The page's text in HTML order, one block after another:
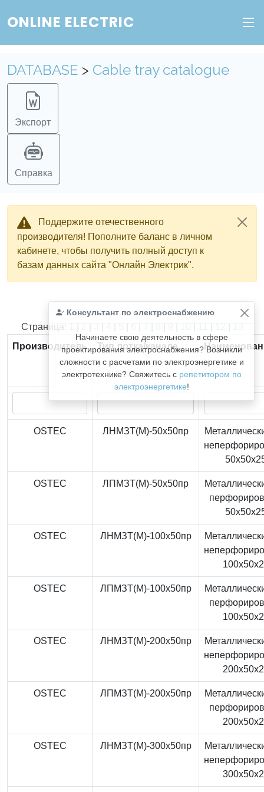
ONLINE ELECTRIC
DATABASE > Cable tray catalogue
Экспорт
Справка
Поддержите отечественного
производителя! Пополните баланс в личном
кабинете, чтобы получить полный доступ к
базам данных сайта "Онлайн Электрик".
Консультант по электроснабжению
Начинаете свою деятельность в сфере
проектирования электроснабжения? Возникли
сложности с расчетами по электроэнергетике и
электротехнике? Свяжитесь с репетитором по
электроэнергетике!
Найдено366из366записей.
Страница: 1 | 2 | 3 | 4 | 5 | 6 | 7 | 8 | 9 | 10 | 11 | 12 | 13
Производитель
Тип лотка/канала
OSTEC ЛНМЗТ(М)-50x50пр
OSTEC ЛПМЗТ(М)-50x50пр
OSTEC ЛНМЗТ(М)-100x50пр
OSTEC ЛПМЗТ(М)-100x50пр
OSTEC ЛНМЗТ(М)-200x50пр
OSTEC ЛПМЗТ(М)-200x50пр
OSTEC ЛНМЗТ(М)-300x50пр